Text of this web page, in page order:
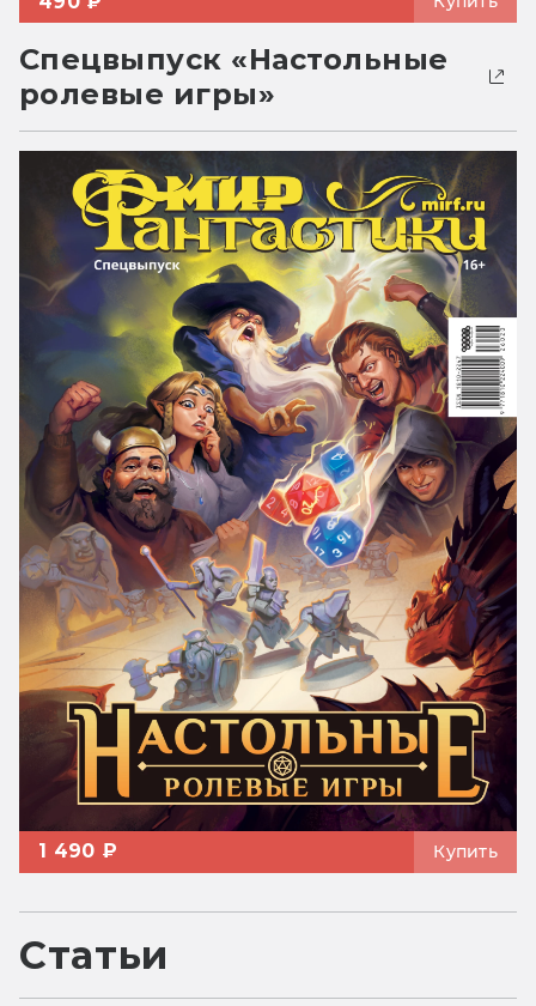
Спецвыпуск «Настольные
ролевые игры»
1 490 ₽ Купить
Статьи